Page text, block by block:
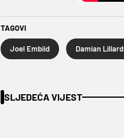
TAGOVI
Joel Embiid Damian Lillard
SLJEDEĆA VIJEST